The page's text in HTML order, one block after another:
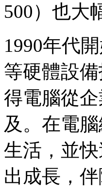
500）也大
1990年代
等硬體設
得電腦從
及。在電
生活，並
出成長，